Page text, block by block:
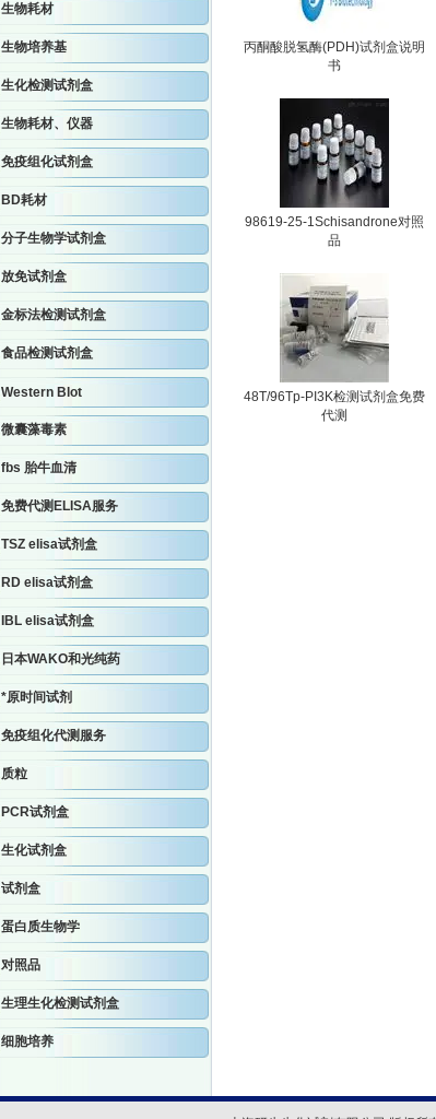
生物耗材
生物培养基
生化检测试剂盒
生物耗材、仪器
免疫组化试剂盒
BD耗材
分子生物学试剂盒
放免试剂盒
金标法检测试剂盒
食品检测试剂盒
Western Blot
微囊藻毒素
fbs 胎牛血清
免费代测ELISA服务
TSZ elisa试剂盒
RD elisa试剂盒
IBL elisa试剂盒
日本WAKO和光纯药
*原时间试剂
免疫组化代测服务
质粒
PCR试剂盒
生化试剂盒
试剂盒
蛋白质生物学
对照品
生理生化检测试剂盒
细胞培养
丙酮酸脱氢酶(PDH)试剂盒说明
书
98619-25-1Schisandrone对照
品
48T/96Tp-PI3K检测试剂盒免费
代测